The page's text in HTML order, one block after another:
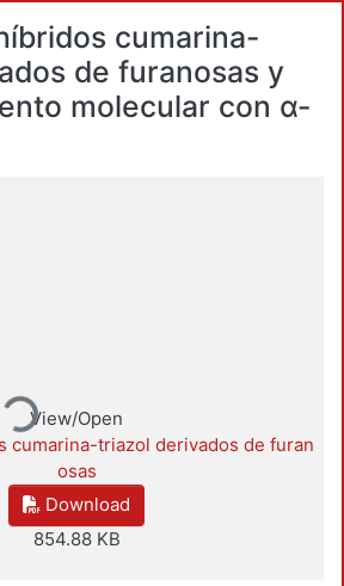
cumarina-
de furanosas y
molecular con α-
View/Open
cumarina-triazol derivados de furan
osas
Download
854.88 KB